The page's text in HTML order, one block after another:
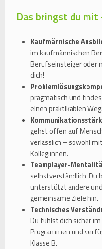
Das bringst du
Kaufmännische
im kaufmännischen
Berufseinsteiger oder
dich!
pragmatisch und
einen praktikablen Weg.
gehst offen auf
verlässlich – sowohl
Kolleg:innen.
Teamplayer-
selbstverständlich. Du
unterstützt andere
gemeinsame Ziele hin.
Technisches
Du fühlst dich sicher
Programmen und
Klasse B.